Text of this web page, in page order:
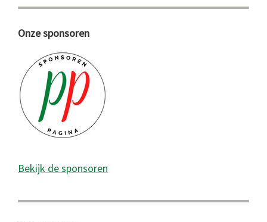
Onze sponsoren
Bekijk de sponsoren